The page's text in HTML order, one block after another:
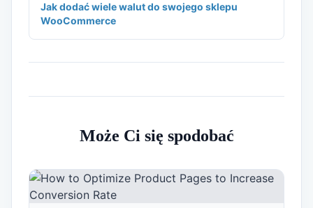
Jak dodać wiele walut do swojego sklepu
WooCommerce
Może Ci się spodobać